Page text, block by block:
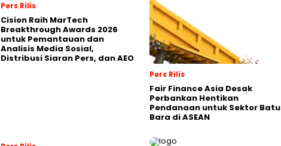
Pers Rilis
Cision Raih MarTech
Breakthrough Awards 2026
untuk Pemantauan dan
Analisis Media Sosial,
Distribusi Siaran Pers, dan AEO
Pers Rilis
Fair Finance Asia Desak
Perbankan Hentikan
Pendanaan untuk Sektor Batu
Bara di ASEAN